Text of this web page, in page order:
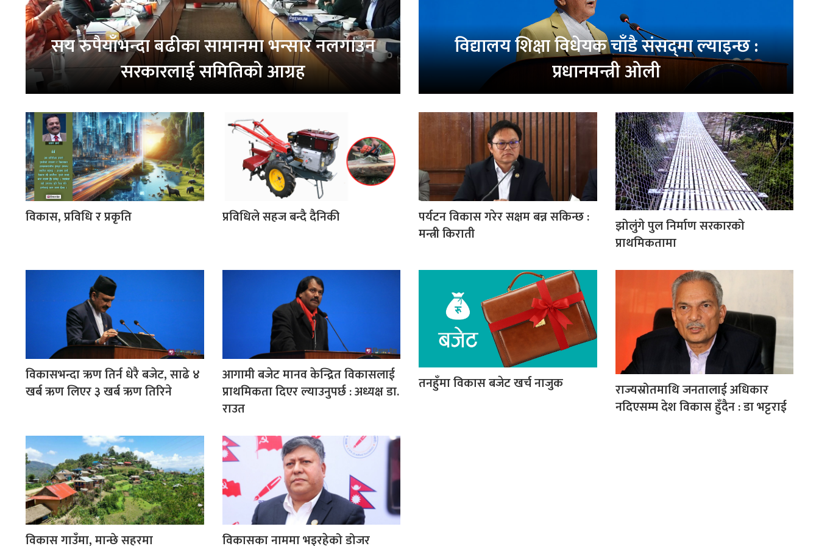
सय रुपैयाँभन्दा बढीका सामानमा भन्सार नलगाउन
सरकारलाई समितिको आग्रह
विद्यालय शिक्षा विधेयक चाँडै संसद्‌मा ल्याइन्छ :
प्रधानमन्त्री ओली
विकास, प्रविधि र प्रकृति प्रविधिले सहज बन्दै दैनिकी
पर्यटन विकास गरेर सक्षम बन्न सकिन्छ :
मन्त्री किराती
झोलुंगे पुल निर्माण सरकारको
प्राथमिकतामा
विकासभन्दा ऋण तिर्न धेरै बजेट, साढे ४
खर्ब ऋण लिएर ३ खर्ब ऋण तिरिने
आगामी बजेट मानव केन्द्रित विकासलाई
प्राथमिकता दिएर ल्याउनुपर्छ : अध्यक्ष डा.
राउत
तनहुँमा विकास बजेट खर्च नाजुक
राज्यस्रोतमाथि जनतालाई अधिकार
नदिएसम्म देश विकास हुँदैन : डा भट्टराई
विकास गाउँमा, मान्छे सहरमा विकासका नाममा भइरहेको डोजर